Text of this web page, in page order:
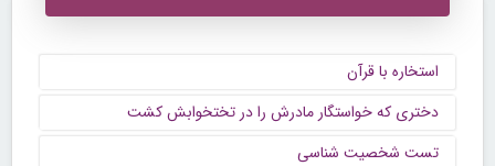
استخاره با قرآن
دختری که خواستگار مادرش را در تختخوابش کشت
تست شخصیت شناسی